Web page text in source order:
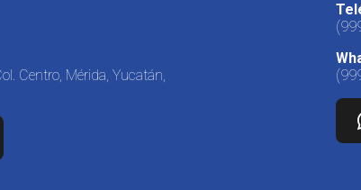
Centro, Mérida, Yucatán,